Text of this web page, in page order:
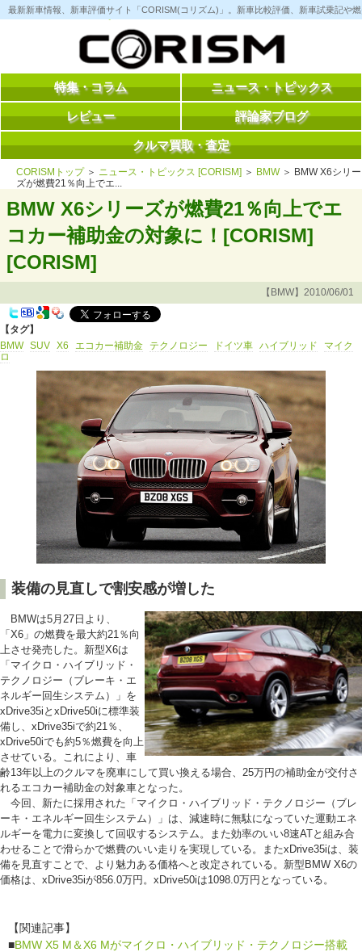
コ
ン
へ
最新新車情報、新車評価サイト「CORISM(コリズム)」。新車比較評価、新車試乗記や
特集・コラム ニュース・トピックス
レビュー 評論家ブログ
クルマ買取・査定
CORISMトップ＞ ニュース・トピックス [CORISM] ＞ BMW＞ BMW X6シリー
ズが燃費21％向上でエ...
BMW X6シリーズが燃費21％向上でエ
コカー補助金の対象に！[CORISM]
[CORISM]
【BMW】2010/06/01
【タグ】
BMW SUV X6 エコカー補助金 テクノロジー ドイツ車 ハイブリッド
マイク
ロ
装備の見直しで割安感が増した
BMWは5月27日より、
「X6」の燃費を最大約21％向
上させ発売した。新型X6は
「マイクロ・ハイブリッド・
テクノロジー（ブレーキ・エ
ネルギー回生システム）」を
xDrive35iとxDrive50iに標準装
備し、xDrive35iで約21％、
xDrive50iでも約5％燃費を向上
させている。これにより、車
齢13年以上のクルマを廃車にして買い換える場合、25万円の補助金が交付さ
れるエコカー補助金の対象車となった。
今回、新たに採用された「マイクロ・ハイブリッド・テクノロジー（ブレ
ーキ・エネルギー回生システム）」は、減速時に無駄になっていた運動エネ
ルギーを電力に変換して回収するシステム。また効率のいい8速ATと組み合
わせることで滑らかで燃費のいい走りを実現している。またxDrive35iは、装
備を見直すことで、より魅力ある価格へと改定されている。新型BMW X6の
価格は、xDrive35iが856.0万円。xDrive50iは1098.0万円となっている。
【関連記事】
■BMW X5 M＆X6 Mがマイクロ・ハイブリッド・テクノロジー搭載